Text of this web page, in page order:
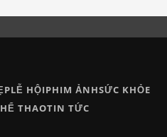
LỄ HỘIPHIM ẢNHSỨC KHỎE
THAOTIN TỨC